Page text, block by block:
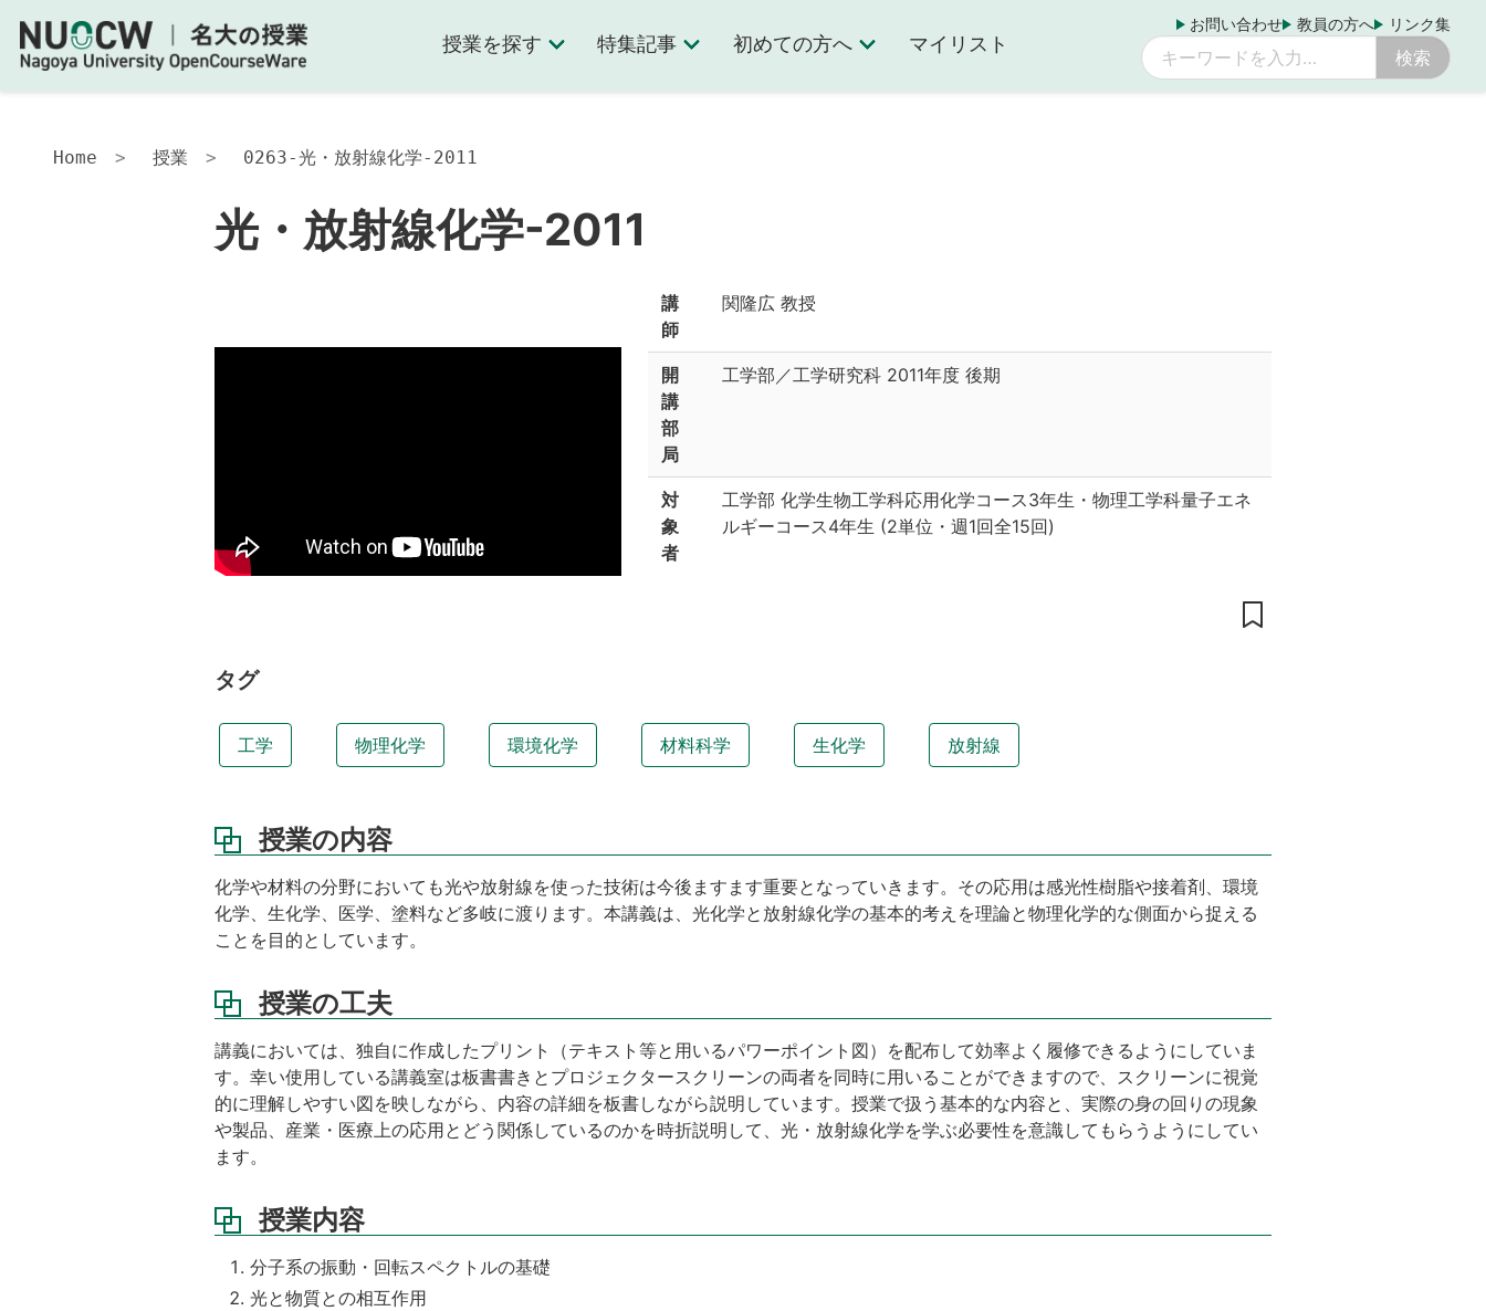
授業を探す 特集記事 初めての方へ マイリスト
お問い合わせ 教員の方へ リンク集
光・
Home 授業 0263-光・放射線化学-2011
光・放射線化学-2011
講
師
関隆広 教授
開
講
部
局
工学部／工学研究科 2011年度 後期
対
象
者
工学部 化学生物工学科応用化学コース3年生・物理工学科量子エネ
ルギーコース4年生 (2単位 ・ 週1回全15回)
タグ
工学 物理化学 環境化学 材料科学 生化学 放射線
授業の内容
化学や材料の分野においても光や放射線を使った技術は今後ますます重要となっていきます。その応用は感光性樹脂や接着剤、環境
化学、生化学、医学、塗料など多岐に渡ります。本講義は、光化学と放射線化学の基本的考えを理論と物理化学的な側面から捉える
ことを目的としています。
授業の工夫
講義においては、独自に作成したプリント（テキスト等と用いるパワーポイント図）を配布して効率よく履修できるようにしていま
す。幸い使用している講義室は板書書きとプロジェクタースクリーンの両者を同時に用いることができますので、スクリーンに視覚
的に理解しやすい図を映しながら、内容の詳細を板書しながら説明しています。授業で扱う基本的な内容と、実際の身の回りの現象
や製品、産業・医療上の応用とどう関係しているのかを時折説明して、光・放射線化学を学ぶ必要性を意識してもらうようにしてい
ます。
授業内容
分子系の振動・回転スペクトルの基礎
光と物質との相互作用